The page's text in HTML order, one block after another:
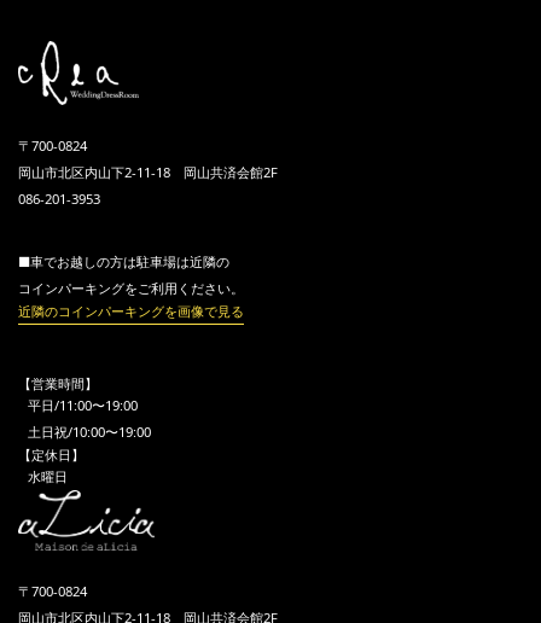
〒700-0824
岡山市北区内山下2-11-18 岡山共済会館2F
086-201-3953
■車でお越しの方は駐車場は近隣の
コインパーキングをご利用ください。
近隣のコインパーキングを画像で見る
【営業時間】
平日/11:00〜19:00
土日祝/10:00〜19:00
【定休日】
水曜日
〒700-0824
岡山市北区内山下2-11-18 岡山共済会館2F